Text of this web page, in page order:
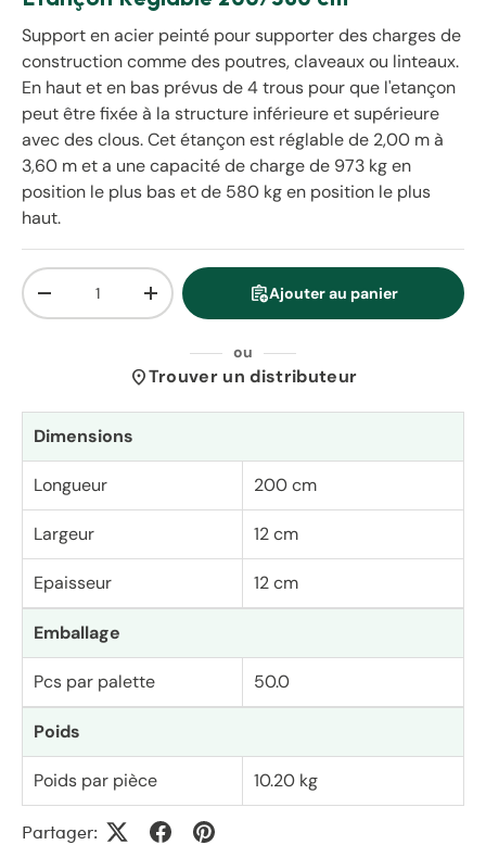
Support en acier peinté pour supporter des charges de
construction comme des poutres, claveaux ou linteaux.
En haut et en bas prévus de 4 trous pour que l'etançon
peut être fixée à la structure inférieure et supérieure
avec des clous. Cet étançon est réglable de 2,00 m à
3,60 m et a une capacité de charge de 973 kg en
position le plus bas et de 580 kg en position le plus
haut.
Qté
Diminuer la quantitéAugmenter la quantité
assignment_addAjouter au panier
ou
location_onTrouver un distributeur
Dimensions
Longueur 200 cm
Largeur 12 cm
Epaisseur 12 cm
Emballage
Pcs par palette 50.0
Poids
Poids par pièce 10.20 kg
Partager: